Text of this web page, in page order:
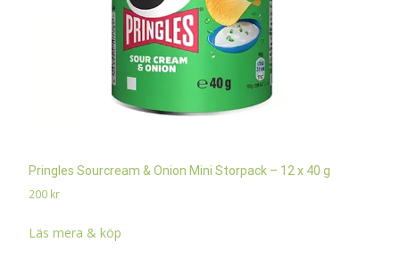
Pringles Sourcream & Onion Mini Storpack – 12 x 40 g
200 kr
Läs mera & köp